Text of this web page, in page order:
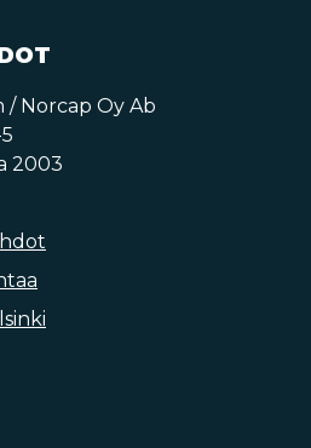
/ Norcap Oy Ab
2003